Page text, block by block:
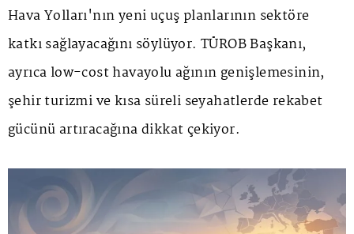
Hava Yolları'nın yeni uçuş planlarının sektöre
katkı sağlayacağını söylüyor. TÜROB Başkanı,
ayrıca low-cost havayolu ağının genişlemesinin,
şehir turizmi ve kısa süreli seyahatlerde rekabet
gücünü artıracağına dikkat çekiyor.